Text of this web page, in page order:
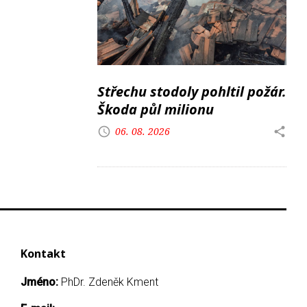
Střechu stodoly pohltil požár.
Škoda půl milionu
06. 08. 2026
Kontakt
Jméno: PhDr. Zdeněk Kment